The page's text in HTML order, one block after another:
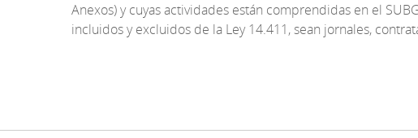
Anexos) y cuyas actividades están comprendidas en el
incluidos y excluidos de la Ley 14.411, sean jornales,